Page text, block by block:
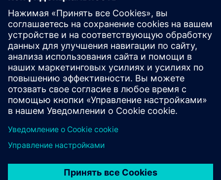
В среднем эти индивидуальные занятия длятся один
час и будут проводиться в порядке живой очереди, а
самое главное — бесплатно.
Если вы когда-нибудь хотели узнать, почему система
управления SINUMERIK занимает лидирующие позиции
на рынке, или хотите усовершенствовать свои навыки
работы и программирования с ЧПУ, сейчас самое
время.